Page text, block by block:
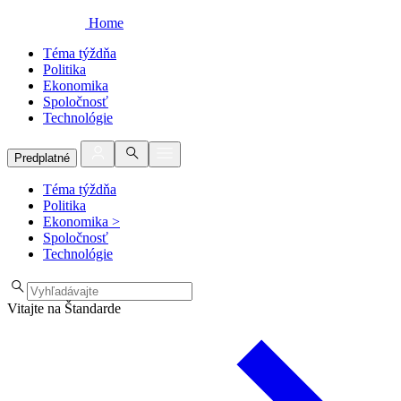
Home
Téma týždňa
Politika
Ekonomika
Spoločnosť
Technológie
Predplatné
Téma týždňa
Politika
Ekonomika >
Spoločnosť
Technológie
Vitajte na Štandarde